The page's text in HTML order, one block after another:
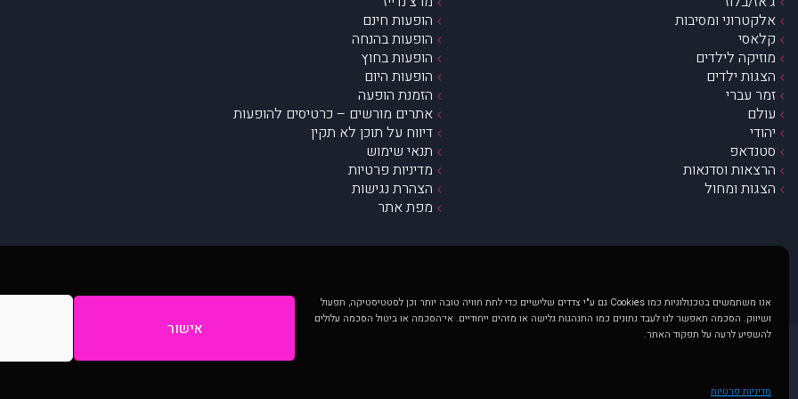
אנו משתמשים בטכנולוגיות כמו Cookies גם ע"י צדדים שלישיים כדי לתת חוויה טובה יותר וכן לסטטיסטיקה, תפעול
ושיווק. הסכמה תאפשר לנו לעבד נתונים כמו התנהגות גלישה או מזהים ייחודיים. אי־הסכמה או ביטול הסכמה עלולים
להשפיע לרעה על תפקוד האתר.
אישור
מדיניות פרטיות
אלקטרוני ומסיבות
קלאסי
מוזיקה לילדים
הצגות ילדים
זמר עברי
עולם
יהודי
סטנדאפ
הרצאות וסדנאות
הצגות ומחול
הופעות חינם
הופעות בהנחה
הופעות בחוץ
הופעות היום
הזמנת הופעה
אתרים מורשים – כרטיסים להופעות
דיווח על תוכן לא תקין
תנאי שימוש
מדיניות פרטיות
הצהרת נגישות
מפת אתר